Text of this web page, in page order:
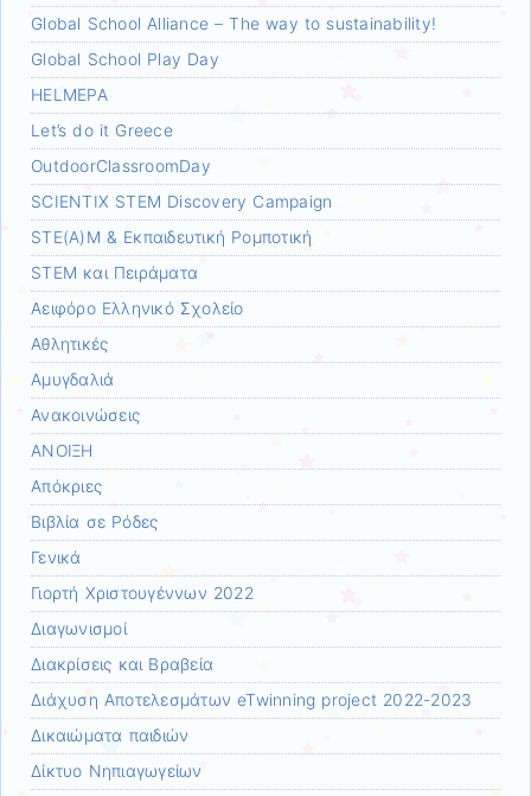
Global School Alliance – The way to sustainability!
Global School Play Day
HELMEPA
Let’s do it Greece
OutdoorClassroomDay
SCIENTIX STEM Discovery Campaign
STE(A)M & Εκπαιδευτική Ρομποτική
STEM και Πειράματα
Αειφόρο Ελληνικό Σχολείο
Αθλητικές
Αμυγδαλιά
Ανακοινώσεις
ΑΝΟΙΞΗ
Απόκριες
Βιβλία σε Ρόδες
Γενικά
Γιορτή Χριστουγέννων 2022
Διαγωνισμοί
Διακρίσεις και Βραβεία
Διάχυση Αποτελεσμάτων eTwinning project 2022-2023
Δικαιώματα παιδιών
Δίκτυο Νηπιαγωγείων